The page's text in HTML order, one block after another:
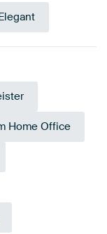
Home Office